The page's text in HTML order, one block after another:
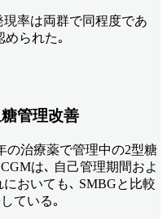
率は両群で同程度であ
められた｡
管理改善
の治療薬で管理中の2型糖
は､ 自己管理期間およ
おいても､ SMBGと比較
ている｡